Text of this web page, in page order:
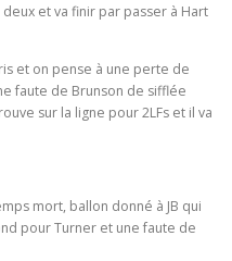
et va finir par passer à Hart
et on pense à une perte de
faute de Brunson de sifflée
sur la ligne pour 2LFs et il va
mort, ballon donné à JB qui
pour Turner et une faute de